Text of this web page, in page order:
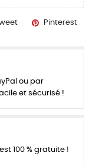
Pinterest
ou par
et sécurisé !
100 % gratuite !